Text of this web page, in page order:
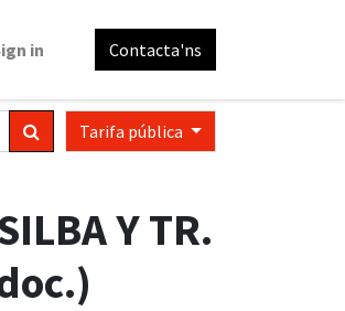
in Contacta'ns
Tarifa pública
Y TR.